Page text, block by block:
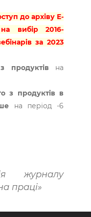
до архіву Е-
вибір 2016-
за 2023
продуктів на
з продуктів в
на період -6
журналу
праці»